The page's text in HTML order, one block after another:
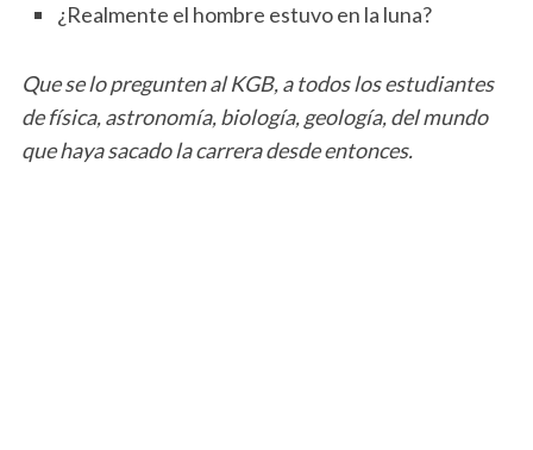
¿Realmente el hombre estuvo en la luna?
Que se lo pregunten al KGB, a todos los estudiantes
de física, astronomía, biología, geología, del mundo
que haya sacado la carrera desde entonces.